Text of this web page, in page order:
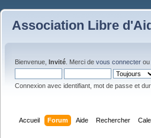
Association Libre
Bienvenue, Invité . Merci de vous connecter ou
Connexion avec identifiant, mot de passe et
Accueil Forum Aide Rechercher